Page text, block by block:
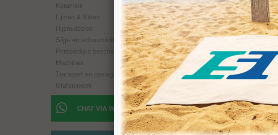
Keramiek
Lijmen & Kitten
Hijsmiddelen
Slijp- en schuurmiddelen
Persoonlijke bescherming
Machines
Transport en opslag
Grafsierwerk
CHAT VIA WHATSAPP
Boorlengte (BD): 120 mm
Aansluiting: M14
Toerental: 2.500–3.400 rpm
Minimaal koelwater: 5 l/min